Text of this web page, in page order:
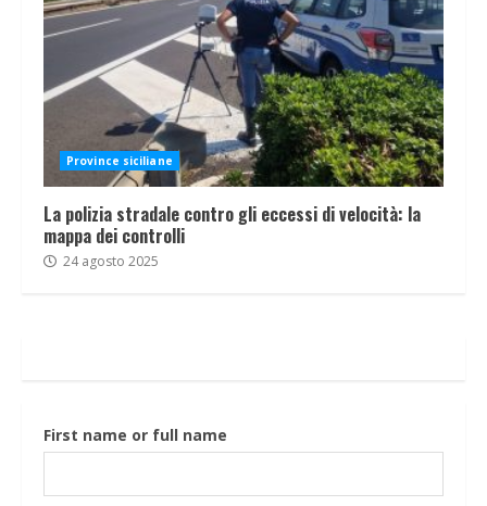
Province siciliane
La polizia stradale contro gli eccessi di velocità: la
mappa dei controlli
24 agosto 2025
First name or full name